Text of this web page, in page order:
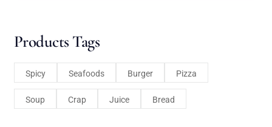
Products Tags
Spicy Seafoods Burger Pizza
Soup Crap Juice Bread